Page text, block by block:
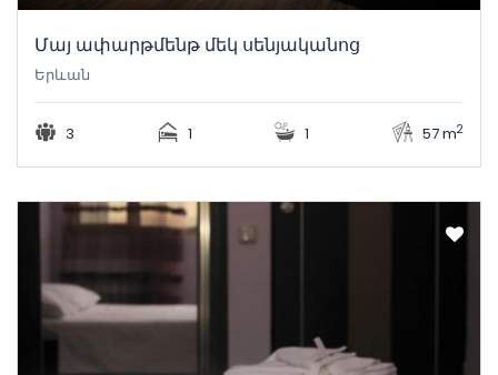
Մայ ափարթմենթ մեկ սենյականոց
Երևան
3 1 1 57 m2